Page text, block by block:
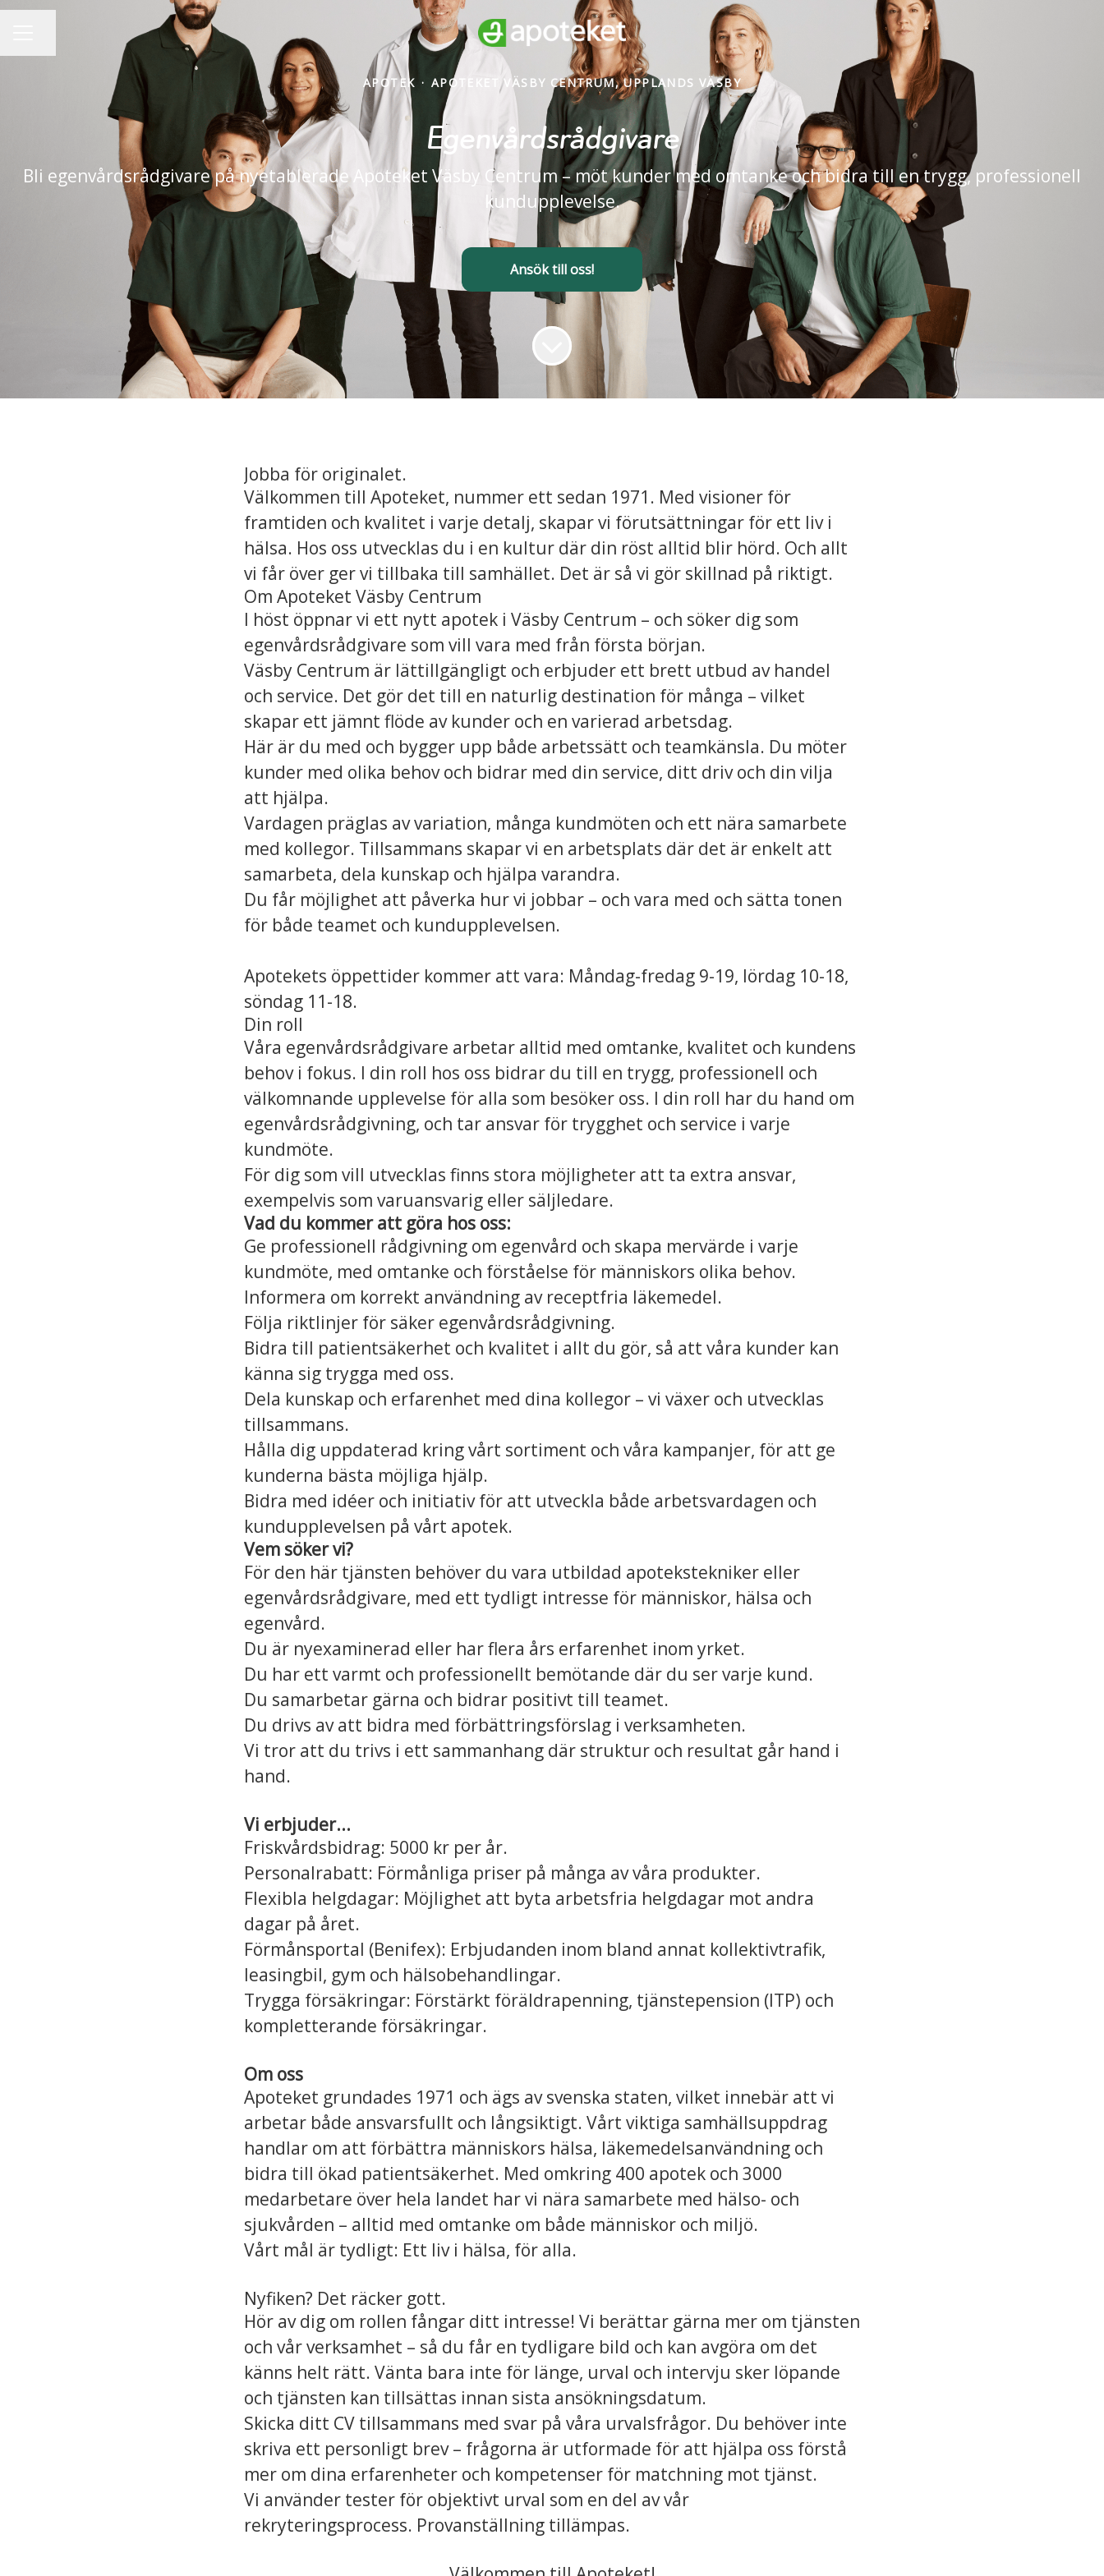
APOTEK · APOTEKET VÄSBY CENTRUM, UPPLANDS VÄSBY
Egenvårdsrådgivare
Bli egenvårdsrådgivare på nyetablerade Apoteket Väsby Centrum – möt kunder med omtanke och bidra till en trygg, professionell
kundupplevelse.
Ansök till oss!
Jobba för originalet.
Välkommen till Apoteket, nummer ett sedan 1971. Med visioner för
framtiden och kvalitet i varje detalj, skapar vi förutsättningar för ett liv i
hälsa. Hos oss utvecklas du i en kultur där din röst alltid blir hörd. Och allt
vi får över ger vi tillbaka till samhället. Det är så vi gör skillnad på riktigt.
Om Apoteket Väsby Centrum
I höst öppnar vi ett nytt apotek i Väsby Centrum – och söker dig som
egenvårdsrådgivare som vill vara med från första början.
Väsby Centrum är lättillgängligt och erbjuder ett brett utbud av handel
och service. Det gör det till en naturlig destination för många – vilket
skapar ett jämnt flöde av kunder och en varierad arbetsdag.
Här är du med och bygger upp både arbetssätt och teamkänsla. Du möter
kunder med olika behov och bidrar med din service, ditt driv och din vilja
att hjälpa.
Vardagen präglas av variation, många kundmöten och ett nära samarbete
med kollegor. Tillsammans skapar vi en arbetsplats där det är enkelt att
samarbeta, dela kunskap och hjälpa varandra.
Du får möjlighet att påverka hur vi jobbar – och vara med och sätta tonen
för både teamet och kundupplevelsen.
Apotekets öppettider kommer att vara: Måndag-fredag 9-19, lördag 10-18,
söndag 11-18.
Din roll
Våra egenvårdsrådgivare arbetar alltid med omtanke, kvalitet och kundens
behov i fokus. I din roll hos oss bidrar du till en trygg, professionell och
välkomnande upplevelse för alla som besöker oss. I din roll har du hand om
egenvårdsrådgivning, och tar ansvar för trygghet och service i varje
kundmöte.
För dig som vill utvecklas finns stora möjligheter att ta extra ansvar,
exempelvis som varuansvarig eller säljledare.
Vad du kommer att göra hos oss:
Ge professionell rådgivning om egenvård och skapa mervärde i varje
kundmöte, med omtanke och förståelse för människors olika behov.
Informera om korrekt användning av receptfria läkemedel.
Följa riktlinjer för säker egenvårdsrådgivning.
Bidra till patientsäkerhet och kvalitet i allt du gör, så att våra kunder kan
känna sig trygga med oss.
Dela kunskap och erfarenhet med dina kollegor – vi växer och utvecklas
tillsammans.
Hålla dig uppdaterad kring vårt sortiment och våra kampanjer, för att ge
kunderna bästa möjliga hjälp.
Bidra med idéer och initiativ för att utveckla både arbetsvardagen och
kundupplevelsen på vårt apotek.
Vem söker vi?
För den här tjänsten behöver du vara utbildad apotekstekniker eller
egenvårdsrådgivare, med ett tydligt intresse för människor, hälsa och
egenvård.
Du är nyexaminerad eller har flera års erfarenhet inom yrket.
Du har ett varmt och professionellt bemötande där du ser varje kund.
Du samarbetar gärna och bidrar positivt till teamet.
Du drivs av att bidra med förbättringsförslag i verksamheten.
Vi tror att du trivs i ett sammanhang där struktur och resultat går hand i
hand.
Vi erbjuder...
Friskvårdsbidrag: 5000 kr per år.
Personalrabatt: Förmånliga priser på många av våra produkter.
Flexibla helgdagar: Möjlighet att byta arbetsfria helgdagar mot andra
dagar på året.
Förmånsportal (Benifex): Erbjudanden inom bland annat kollektivtrafik,
leasingbil, gym och hälsobehandlingar.
Trygga försäkringar: Förstärkt föräldrapenning, tjänstepension (ITP) och
kompletterande försäkringar.
Om oss
Apoteket grundades 1971 och ägs av svenska staten, vilket innebär att vi
arbetar både ansvarsfullt och långsiktigt. Vårt viktiga samhällsuppdrag
handlar om att förbättra människors hälsa, läkemedelsanvändning och
bidra till ökad patientsäkerhet. Med omkring 400 apotek och 3000
medarbetare över hela landet har vi nära samarbete med hälso- och
sjukvården – alltid med omtanke om både människor och miljö.
Vårt mål är tydligt: Ett liv i hälsa, för alla.
Nyfiken? Det räcker gott.
Hör av dig om rollen fångar ditt intresse! Vi berättar gärna mer om tjänsten
och vår verksamhet – så du får en tydligare bild och kan avgöra om det
känns helt rätt. Vänta bara inte för länge, urval och intervju sker löpande
och tjänsten kan tillsättas innan sista ansökningsdatum.
Skicka ditt CV tillsammans med svar på våra urvalsfrågor. Du behöver inte
skriva ett personligt brev – frågorna är utformade för att hjälpa oss förstå
mer om dina erfarenheter och kompetenser för matchning mot tjänst.
Vi använder tester för objektivt urval som en del av vår
rekryteringsprocess. Provanställning tillämpas.